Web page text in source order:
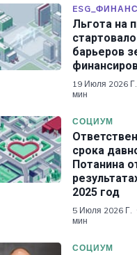
Льгота на
барьеров
19 Июля 2026 Г.
мин
СОЦИУМ
срока
Потанина
2025 год
5 Июля 2026 Г.
мин
СОЦИУМ